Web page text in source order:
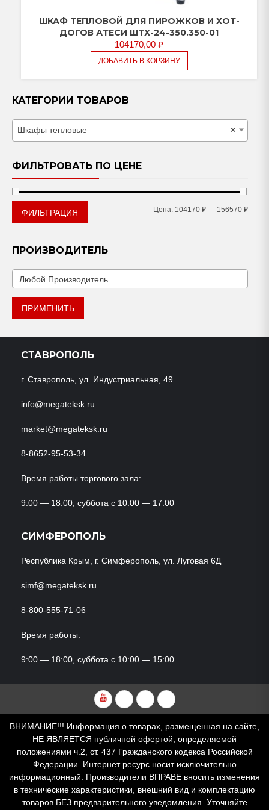
ШКАФ ТЕПЛОВОЙ ДЛЯ ПИРОЖКОВ И ХОТ-
ДОГОВ АТЕСИ ШТХ-24-350.350-01
104170,00 ₽
ДОБАВИТЬ В КОРЗИНУ
КАТЕГОРИИ ТОВАРОВ
×
Шкафы тепловые
ФИЛЬТРОВАТЬ ПО ЦЕНЕ
ФИЛЬТРАЦИЯ Цена: 104170 ₽ — 156570 ₽
ПРОИЗВОДИТЕЛЬ
ПРИМЕНИТЬ
СТАВРОПОЛЬ
г. Ставрополь, ул. Индустриальная, 49
info@megateksk.ru
market@megateksk.ru
8-8652-95-53-34
Время работы торгового зала:
9:00 — 18:00, суббота с 10:00 — 17:00
СИМФЕРОПОЛЬ
Республика Крым, г. Симферополь, ул. Луговая 6Д
simf@megateksk.ru
8-800-555-71-06
Время работы:
9:00 — 18:00, суббота с 10:00 — 15:00
YouTubeVKvideoRuTubeDzen
ВНИМАНИЕ!!! Информация о товарах, размещенная на сайте,
НЕ ЯВЛЯЕТСЯ публичной офертой, определяемой
положениями ч.2, ст. 437 Гражданского кодекса Российской
Федерации. Интернет ресурс носит исключительно
информационный. Производители ВПРАВЕ вносить изменения
в технические характеристики, внешний вид и комплектацию
товаров БЕЗ предварительного уведомления. Уточняйте